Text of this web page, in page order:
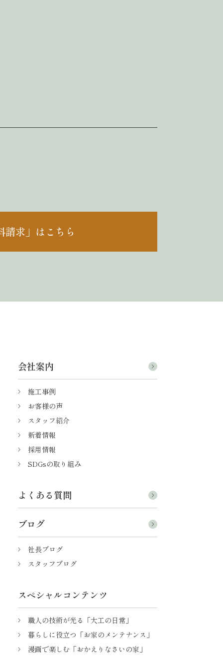
請求」はこちら
会社案内
施工事例
お客様の声
スタッフ紹介
新着情報
採用情報
SDGsの取り組み
よくある質問
ブログ
社長ブログ
スタッフブログ
スペシャルコンテンツ
職人の技術が光る「大工の日常」
暮らしに役立つ「お家のメンテナンス」
漫画で楽しむ「おかえりなさいの家」